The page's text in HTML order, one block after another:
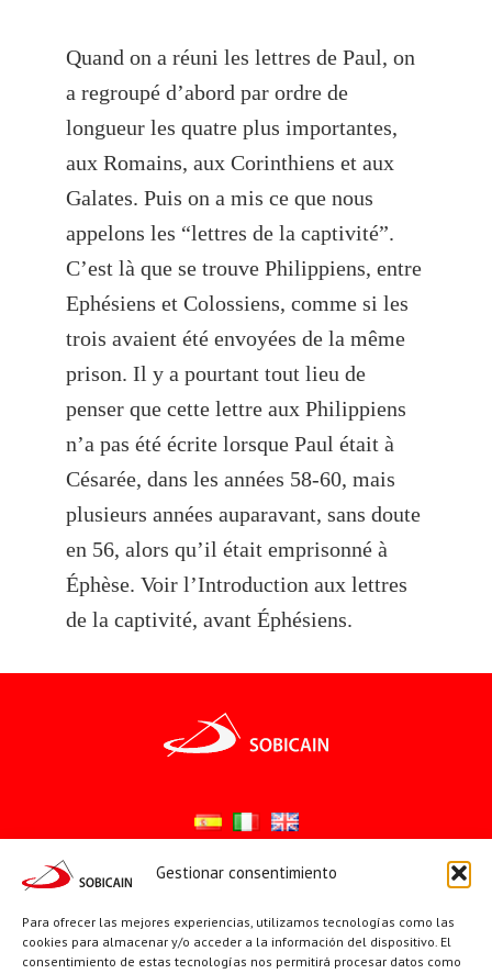
Gestionar consentimiento
Para ofrecer las mejores experiencias, utilizamos tecnologías como las
cookies para almacenar y/o acceder a la información del dispositivo. El
consentimiento de estas tecnologías nos permitirá procesar datos como
Quand on a réuni les lettres de Paul, on
a regroupé d’abord par ordre de
longueur les quatre plus importantes,
aux Romains, aux Corinthiens et aux
Galates. Puis on a mis ce que nous
appelons les “lettres de la captivité”.
C’est là que se trouve Philippiens, entre
Ephésiens et Colossiens, comme si les
trois avaient été envoyées de la même
prison. Il y a pourtant tout lieu de
penser que cette lettre aux Philippiens
n’a pas été écrite lorsque Paul était à
Césarée, dans les années 58-60, mais
plusieurs années auparavant, sans doute
en 56, alors qu’il était emprisonné à
Éphèse. Voir l’Introduction aux lettres
de la captivité, avant Éphésiens.
YouTube
X Facebook